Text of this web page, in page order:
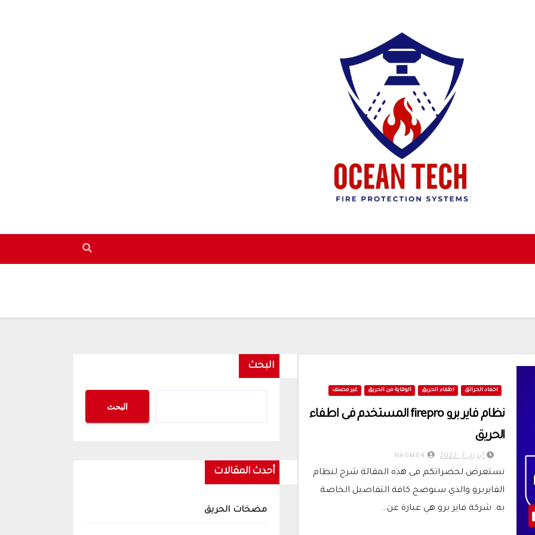
اخماد الحرائق اطفاء الحريق الوقاية من الحريق غير مصنف
نظام فاير برو firepro المستخدم فى اطفاء
الحريق
أبريل 7, 2022 NAGM84
نستعرض لحضراتكم فى هذه المقالة شرح لنظام
الفايربرو والذي سنوضح كافة التفاصيل الخاصة
به. شركة فاير برو هي عبارة عن…
البحث
البحث
أحدث المقالات
مضخات الحريق